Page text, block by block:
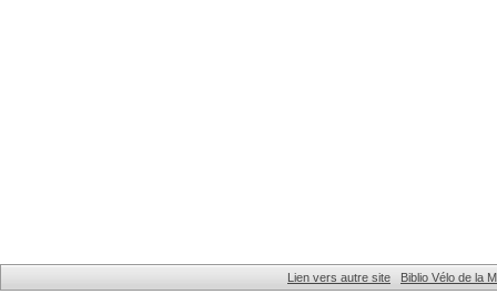
Lien vers autre site Biblio Vélo de la